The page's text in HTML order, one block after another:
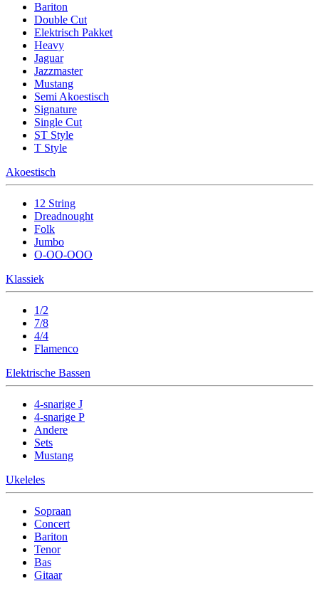
Bariton
Double Cut
Elektrisch Pakket
Heavy
Jaguar
Jazzmaster
Mustang
Semi Akoestisch
Signature
Single Cut
ST Style
T Style
Akoestisch
12 String
Dreadnought
Folk
Jumbo
O-OO-OOO
Klassiek
1/2
7/8
4/4
Flamenco
Elektrische Bassen
4-snarige J
4-snarige P
Andere
Sets
Mustang
Ukeleles
Sopraan
Concert
Bariton
Tenor
Bas
Gitaar